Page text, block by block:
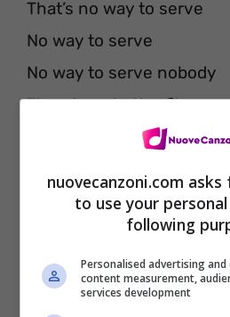
That’s no way to serve
No way to serve
No way to serve nobody
There’s no better fit
There is no better fit
That’s not any sense
No way to sense
No way to any sex
No way no
nuovecanzoni.com
to use your
following
Personalised advertising
content measurement,
services development